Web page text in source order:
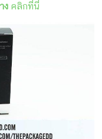
งคลิกที่นี่